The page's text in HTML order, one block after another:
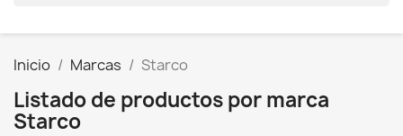
Inicio Marcas Starco
Listado de productos por marca
Starco